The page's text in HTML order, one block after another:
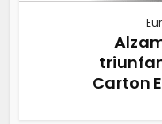
Carton